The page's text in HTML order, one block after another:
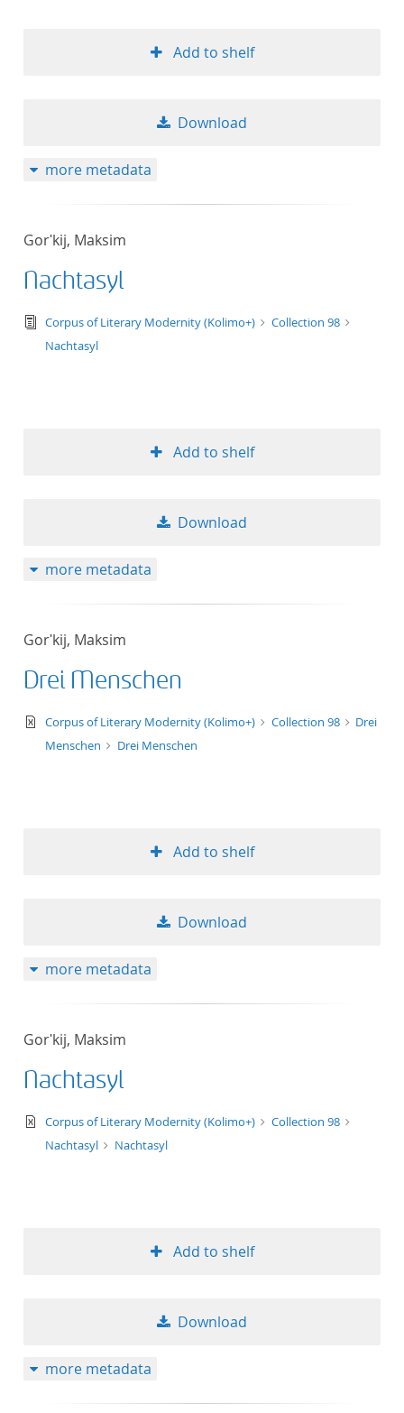
Add to shelf
Download
more metadata
Gorʹkij, Maksim
Nachtasyl
text/tg.edition+tg.aggregation+xml
Corpus of Literary Modernity (Kolimo+)
Collection 98
Nachtasyl
Add to shelf
Download
more metadata
Gorʹkij, Maksim
Drei Menschen
text/xml
Corpus of Literary Modernity (Kolimo+) Collection 98
Drei
Menschen
Drei Menschen
Add to shelf
Download
more metadata
Gorʹkij, Maksim
Nachtasyl
text/xml
Corpus of Literary Modernity (Kolimo+)
Collection 98
Nachtasyl
Nachtasyl
Add to shelf
Download
more metadata